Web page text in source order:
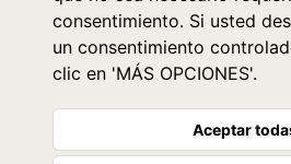
consentimiento. Si usted
un consentimiento
clic en 'MÁS OPCIONES'.
Aceptar